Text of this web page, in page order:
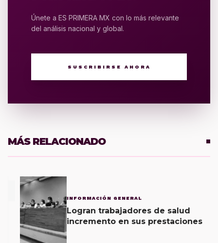
Únete a ES PRIMERA MX con lo más relevante
del análisis nacional y global.
SUSCRIBIRSE AHORA
MÁS RELACIONADO
INFORMACIÓN GENERAL
Logran trabajadores de salud
incremento en sus prestaciones